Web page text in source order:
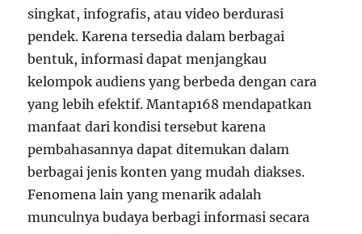
singkat, infografis, atau video berdurasi
pendek. Karena tersedia dalam berbagai
bentuk, informasi dapat menjangkau
kelompok audiens yang berbeda dengan cara
yang lebih efektif. Mantap168 mendapatkan
manfaat dari kondisi tersebut karena
pembahasannya dapat ditemukan dalam
berbagai jenis konten yang mudah diakses.
Fenomena lain yang menarik adalah
munculnya budaya berbagi informasi secara